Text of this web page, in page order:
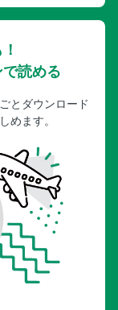
読める
とダウンロード
めます。